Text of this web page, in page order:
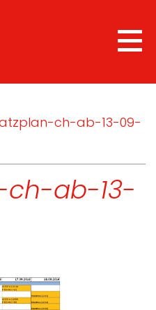
ch-ab-13-09-
ch-ab-13-